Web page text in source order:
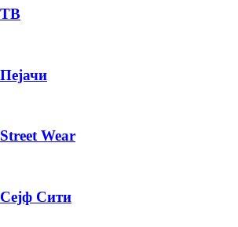
ПЛАТИ ПРИ ДОСТАВА ВО КЕШ
ТВ
Пејачи
Street Wear
Сејф Сити